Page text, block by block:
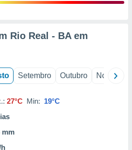
Rio Real - BA em
Setembro Outubro Novembro
27°C Min: 19°C
mm
h